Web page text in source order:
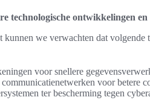
technologische ontwikkelingen
kunnen we verwachten dat volgende
voor snellere
communicatienetwerken voor betere
ter bescherming tegen